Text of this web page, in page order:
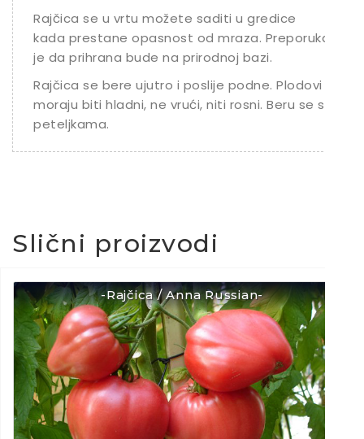
Rajčica se u vrtu možete saditi u gredice
kada prestane opasnost od mraza. Preporuka
je da prihrana bude na prirodnoj bazi.
Rajčica se bere ujutro i poslije podne. Plodovi
moraju biti hladni, ne vrući, niti rosni. Beru se s
peteljkama.
Slični proizvodi
-Rajčica / Anna Russian-